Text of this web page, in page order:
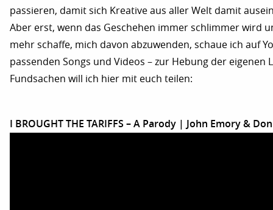
passieren, damit sich Kreative aus aller Welt damit
Aber erst, wenn das Geschehen immer schlimmer wird
mehr schaffe, mich davon abzuwenden, schaue ich auf
passenden Songs und Videos – zur Hebung der eigenen
Fundsachen will ich hier mit euch teilen:
I BROUGHT THE TARIFFS – A Parody | John Emory &